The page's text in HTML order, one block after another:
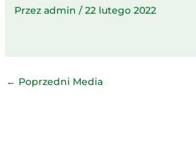
Przezadmin/22 lutego 2022
← Poprzedni Media